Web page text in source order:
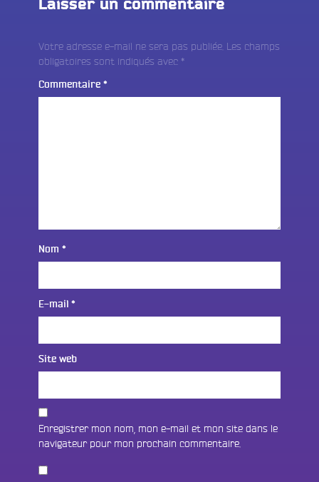
Laisser un commentaire
Votre adresse e-mail ne sera pas publiée. Les champs
obligatoires sont indiqués avec *
Commentaire *
Nom *
E-mail *
Site web
Enregistrer mon nom, mon e-mail et mon site dans le
navigateur pour mon prochain commentaire.